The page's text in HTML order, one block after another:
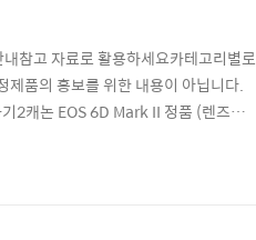
참고 자료로 활용하세요카테고리별로
품의 홍보를 위한 내용이 아닙니다.
2캐논 EOS 6D Mark II 정품 (렌즈미
+ 18-55mm STM kit231,360원